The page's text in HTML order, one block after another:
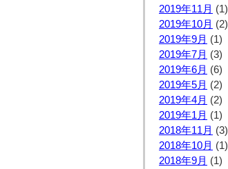
2019年11月 (1)
2019年10月 (2)
2019年9月 (1)
2019年7月 (3)
2019年6月 (6)
2019年5月 (2)
2019年4月 (2)
2019年1月 (1)
2018年11月 (3)
2018年10月 (1)
2018年9月 (1)